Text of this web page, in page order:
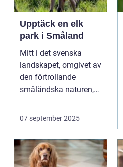
Upptäck en elk
park i Småland
Mitt i det svenska
landskapet, omgivet av
den förtrollande
småländska naturen,
07 september 2025